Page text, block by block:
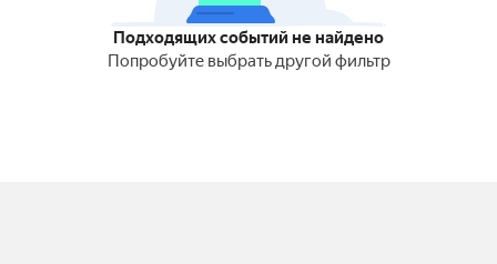
Подходящих событий не найдено
Попробуйте выбрать другой фильтр